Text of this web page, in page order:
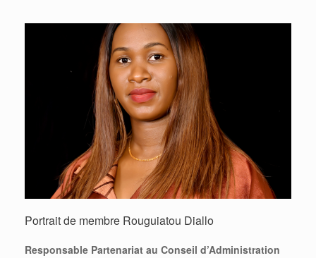
Portrait de membre Rouguiatou Diallo
Responsable Partenariat au Conseil d’Administration